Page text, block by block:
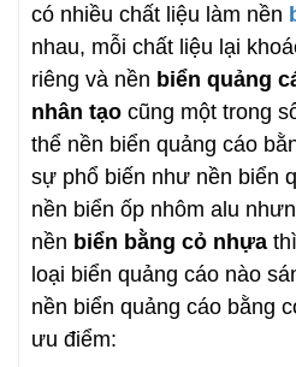
có nhiều chất liệu làm nền
nhau, mỗi chất liệu lại
riêng và nền biển quảng
nhân tạo cũng một trong
thể nền biển quảng cáo
sự phổ biến như nền biển
nền biển ốp nhôm alu
nền biển bằng cỏ nhựa
loại biển quảng cáo nào
nền biển quảng cáo bằng
ưu điểm: